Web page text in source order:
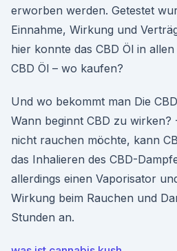
erworben werden. Getestet
Einnahme, Wirkung und
hier konnte das CBD Öl in
CBD Öl – wo kaufen?
Und wo bekommt man Die
Wann beginnt CBD zu wirken?
nicht rauchen möchte, kann
das Inhalieren des CBD-
allerdings einen Vaporisator
Wirkung beim Rauchen und
Stunden an.